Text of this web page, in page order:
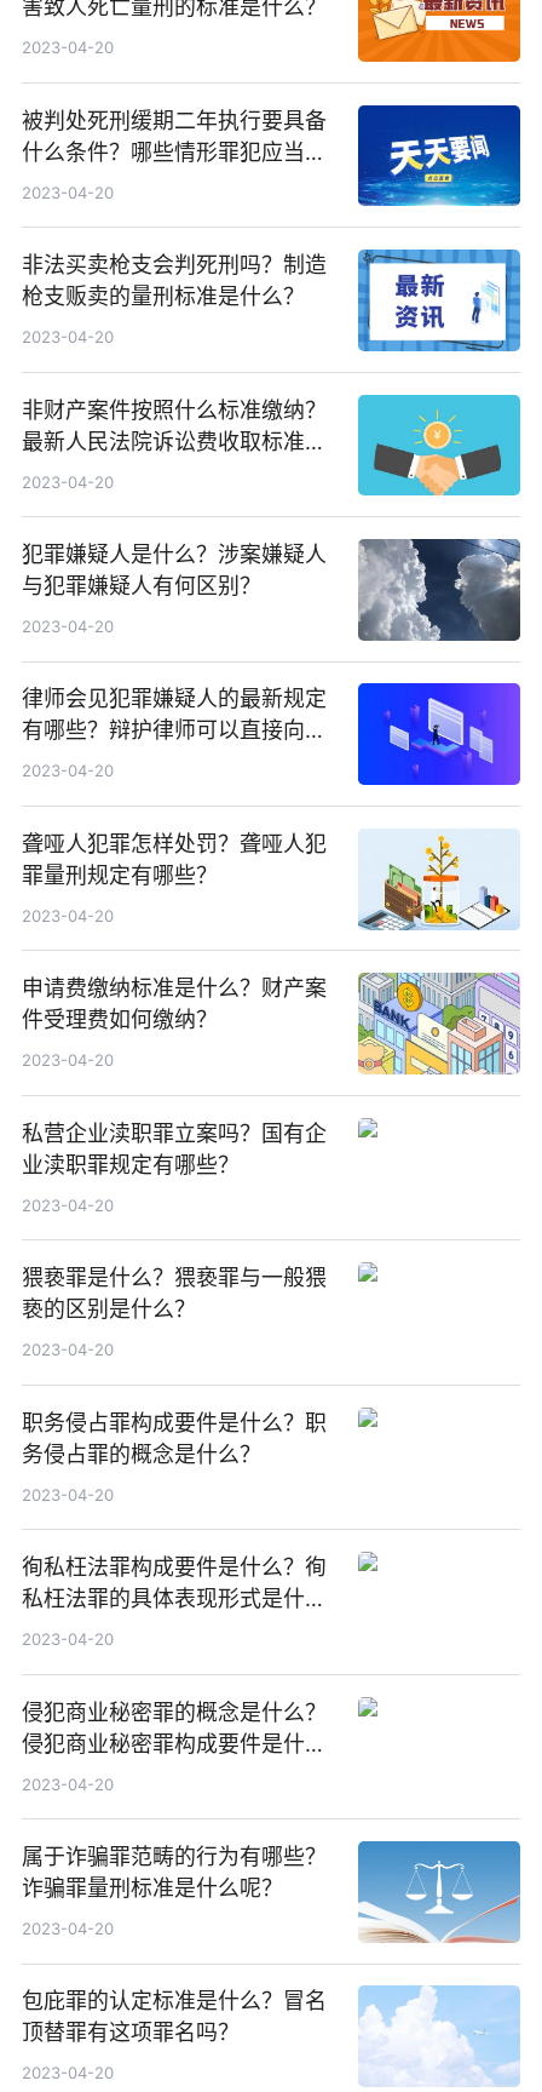
害致人死亡量刑的标准是什么？
2023-04-20
被判处死刑缓期二年执行要具备
什么条件？哪些情形罪犯应当判
处死刑？
2023-04-20
非法买卖枪支会判死刑吗？制造
枪支贩卖的量刑标准是什么？
2023-04-20
非财产案件按照什么标准缴纳？
最新人民法院诉讼费收取标准是
怎样的？
2023-04-20
犯罪嫌疑人是什么？涉案嫌疑人
与犯罪嫌疑人有何区别？
2023-04-20
律师会见犯罪嫌疑人的最新规定
有哪些？辩护律师可以直接向犯
罪嫌疑人了解案件情况吗？
2023-04-20
聋哑人犯罪怎样处罚？聋哑人犯
罪量刑规定有哪些？
2023-04-20
申请费缴纳标准是什么？财产案
件受理费如何缴纳？
2023-04-20
私营企业渎职罪立案吗？国有企
业渎职罪规定有哪些？
2023-04-20
猥亵罪是什么？猥亵罪与一般猥
亵的区别是什么？
2023-04-20
职务侵占罪构成要件是什么？职
务侵占罪的概念是什么？
2023-04-20
徇私枉法罪构成要件是什么？徇
私枉法罪的具体表现形式是什
么？
2023-04-20
侵犯商业秘密罪的概念是什么？
侵犯商业秘密罪构成要件是什
么？
2023-04-20
属于诈骗罪范畴的行为有哪些？
诈骗罪量刑标准是什么呢？
2023-04-20
包庇罪的认定标准是什么？冒名
顶替罪有这项罪名吗？
2023-04-20